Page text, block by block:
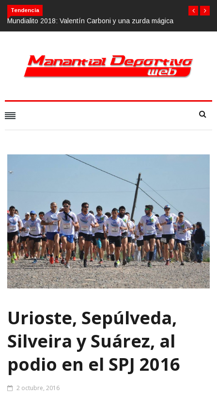
Tendencia
Carboni y una zurda mágicaCalvario Race 2018, 10 de
Urioste, Sepúlveda,
Silveira y Suárez, al
podio en el SPJ 2016
2 octubre, 2016